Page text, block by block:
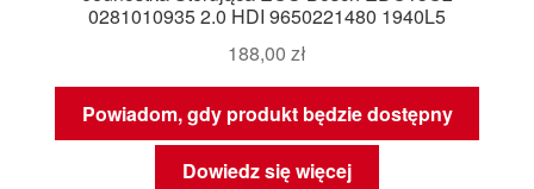
0281010935 2.0 HDI 9650221480 1940L5
188,00 zł
Powiadom, gdy produkt będzie dostępny
Dowiedz się więcej